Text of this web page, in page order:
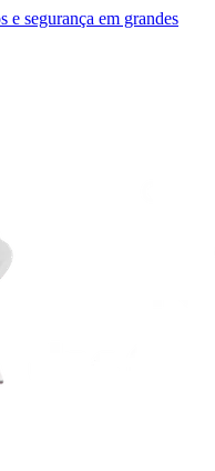
segurança em grandes